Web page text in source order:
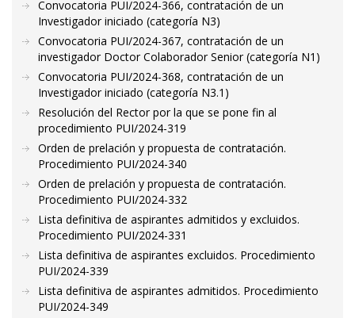
Convocatoria PUI/2024-366, contratación de un
Investigador iniciado (categoría N3)
Convocatoria PUI/2024-367, contratación de un
investigador Doctor Colaborador Senior (categoría N1)
Convocatoria PUI/2024-368, contratación de un
Investigador iniciado (categoría N3.1)
Resolución del Rector por la que se pone fin al
procedimiento PUI/2024-319
Orden de prelación y propuesta de contratación.
Procedimiento PUI/2024-340
Orden de prelación y propuesta de contratación.
Procedimiento PUI/2024-332
Lista definitiva de aspirantes admitidos y excluidos.
Procedimiento PUI/2024-331
Lista definitiva de aspirantes excluidos. Procedimiento
PUI/2024-339
Lista definitiva de aspirantes admitidos. Procedimiento
PUI/2024-349